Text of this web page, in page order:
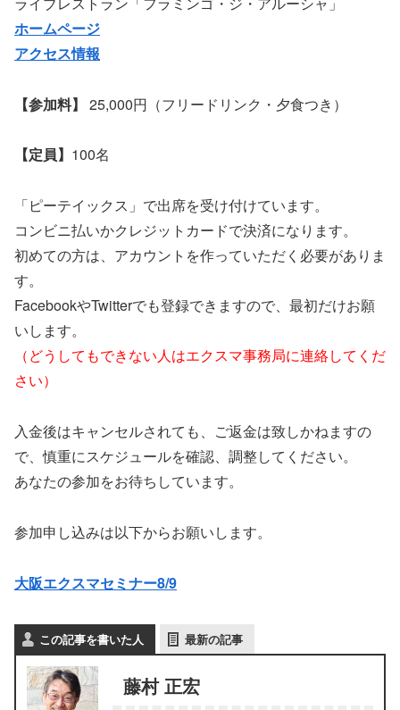
ホームページ
アクセス情報
【参加料】 25,000円（フリードリンク・夕食つき）
【定員】 100名
「ピーテイックス」で出席を受け付けています。
コンビニ払いかクレジットカードで決済になります。
初めての方は、アカウントを作っていただく必要がありま
す。
FacebookやTwitterでも登録できますので、最初だけお願
いします。
（どうしてもできない人はエクスマ事務局に連絡してくだ
さい）
入金後はキャンセルされても、ご返金は致しかねますの
で、慎重にスケジュールを確認、調整してください。
あなたの参加をお待ちしています。
参加申し込みは以下からお願いします。
大阪エクスマセミナー8/9
この記事を書いた人 最新の記事
藤村 正宏